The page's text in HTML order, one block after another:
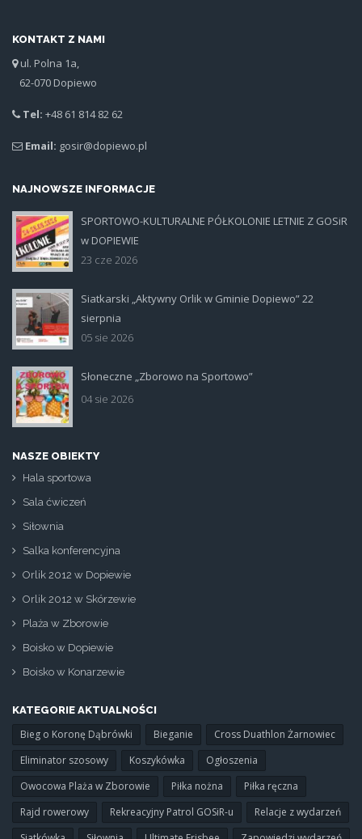
KONTAKT Z NAMI
ul. Polna 1a,
62-070 Dopiewo
Tel: +48 61 814 82 62
Email: gosir@dopiewo.pl
NAJNOWSZE INFORMACJE
plakat.jpg
SPORTOWO-KULTURALNE PÓŁKOLONIE LETNIE Z GOSiR
w DOPIEWIE
23 cze 2026
siatka_poziom.jpg
Siatkarski „Aktywny Orlik w Gminie Dopiewo” 22
sierpnia
05 sie 2026
Słoneczne „Zborowo na Sportowo”
04 sie 2026
NASZE OBIEKTY
Hala sportowa
Sala ćwiczeń
Siłownia
Salka konferencyjna
Orlik 2012 w Dopiewie
Orlik 2012 w Skórzewie
Plaża w Zborowie
Boisko w Dopiewie
Boisko w Konarzewie
KATEGORIE AKTUALNOŚCI
Bieg o Koronę Dąbrówki Bieganie
Cross Duathlon Żarnowiec
Eliminator szosowy
Koszykówka
Ogłoszenia
Owocowa Plaża w Zborowie
Piłka nożna
Piłka ręczna
Rajd rowerowy
Rekreacyjny Patrol GOSiR-u
Relacje z wydarzeń